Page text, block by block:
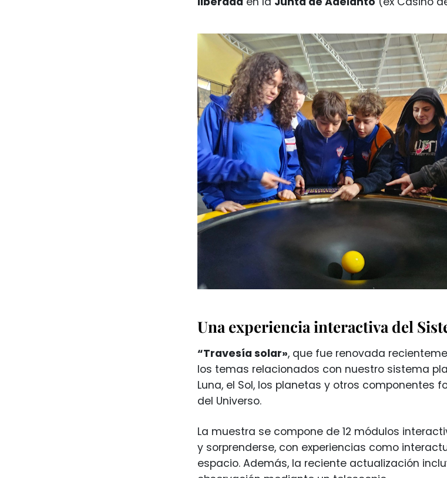
Una experiencia interactiva del
“Travesía solar», que fue renovada
los temas relacionados con nuestro sistema
Luna, el Sol, los planetas y otros
del Universo.
La muestra se compone de 12 módulos
y sorprenderse, con experiencias como
espacio. Además, la reciente actualización